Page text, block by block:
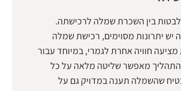
בין השכרת שמלה לרכישתה.
יתרונות מסוימים, רכישת שמלה
חוויה אחרת לגמרי, במיוחד עבור
מאפשר שליטה מלאה על כל
שהשמלה תענה במדויק גם על